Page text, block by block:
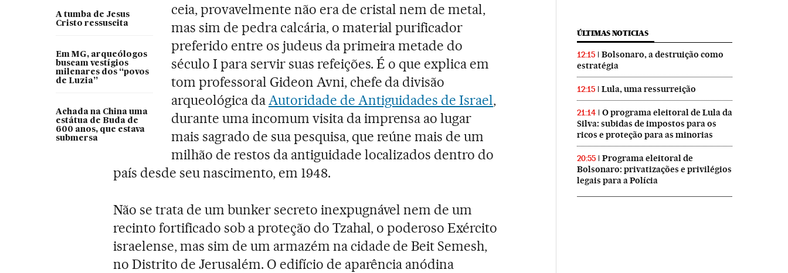
A tumba de Jesus
Cristo ressuscita
Em MG, arqueólogos
buscam vestígios
milenares dos “povos
de Luzia”
Achada na China uma
estátua de Buda de
600 anos, que estava
submersa
ceia, provavelmente não era de cristal nem de metal,
mas sim de pedra calcária, o material purificador
preferido entre os judeus da primeira metade do
século I para servir suas refeições. É o que explica em
tom professoral Gideon Avni, chefe da divisão
arqueológica daAutoridade de Antiguidades de Israel,
durante uma incomum visita da imprensa ao lugar
mais sagrado de sua pesquisa, que reúne mais de um
milhão de restos da antiguidade localizados dentro do
país desde seu nascimento, em 1948.
Não se trata de um bunker secreto inexpugnável nem de um
recinto fortificado sob a proteção do Tzahal, o poderoso Exército
israelense, mas sim de um armazém na cidade de Beit Semesh,
no Distrito de Jerusalém. O edifício de aparência anódina
ÚLTIMAS NOTICIAS
12:15
Bolsonaro, a destruição como
estratégia
12:15 Lula, uma ressurreição
21:14
O programa eleitoral de Lula da
Silva: subidas de impostos para os
ricos e proteção para as minorias
20:55
Programa eleitoral de
Bolsonaro: privatizações e privilégios
legais para a Polícia